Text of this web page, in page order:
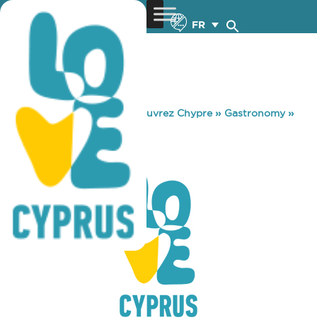
FR
You are here: Home »Découvrez Chypre» Gastronomy»
WATAR ZIRYAB
WATAR ZIRYAB